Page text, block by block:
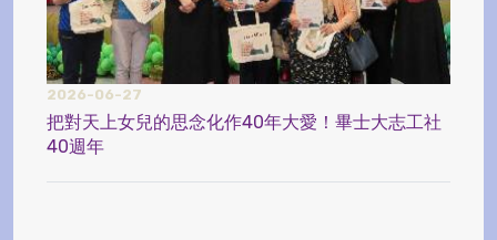
2026-06-27
把對天上女兒的思念化作40年大愛！畢士大志工社
40週年